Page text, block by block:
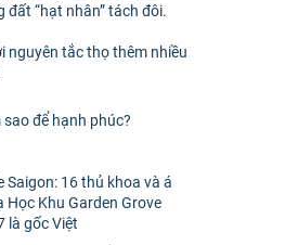
đất “hạt nhân” tách đôi.
nguyên tắc thọ thêm nhiều
sao để hạnh phúc?
Saigon: 16 thủ khoa và á
Học Khu Garden Grove
là gốc Việt